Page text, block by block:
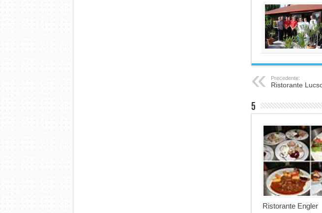
Precedente:
Ristorante
5
Ristorante Engler